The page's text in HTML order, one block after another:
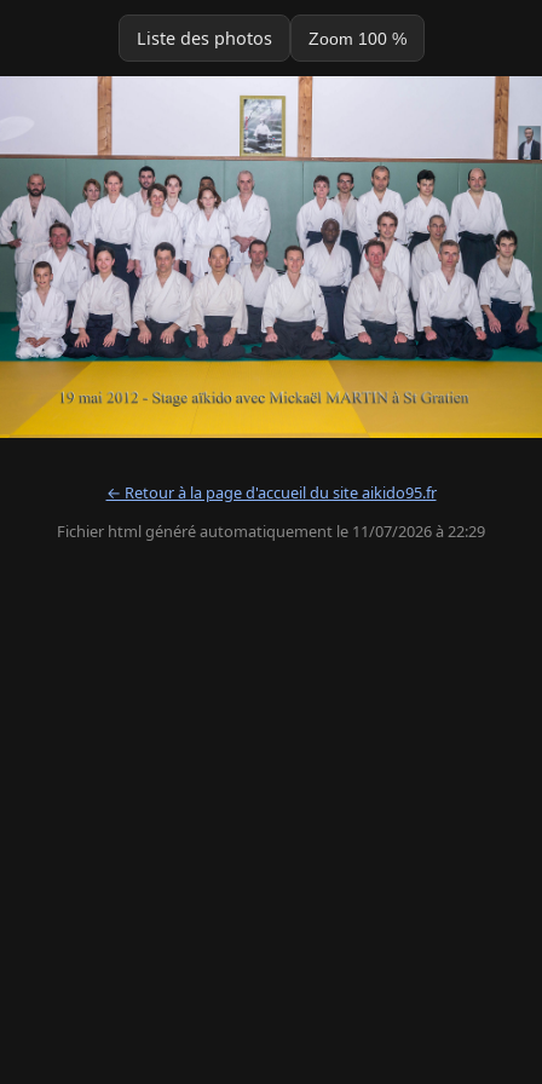
Liste des photos Zoom 100 %
← Retour à la page d'accueil du site aikido95.fr
Fichier html généré automatiquement le 11/07/2026 à 22:29